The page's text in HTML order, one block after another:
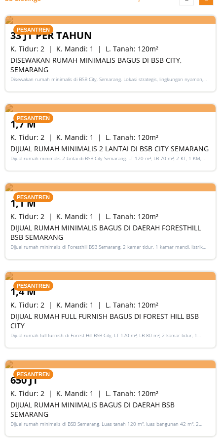
PESANTREN
DISEWAKAN RUMAH MINIMALIS BAGUS DI BSB CITY,
SEMARANG
Disewakan rumah minimalis di BSB City, Semarang. Lokasi strategis, lingkungan nyaman,
K. Tidur: 2 K. Mandi: 1 L. Tanah: 120m²
33 JT PER TAHUN
PESANTREN
DIJUAL RUMAH MINIMALIS 2 LANTAI DI BSB CITY SEMARANG
Dijual rumah minimalis 2 lantai di BSB City Semarang. LT 120 m², LB 70 m², 2 KT, 1 KM,
K. Tidur: 2 K. Mandi: 1 L. Tanah: 120m²
1,7 M
PESANTREN
DIJUAL RUMAH MINIMALIS BAGUS DI DAERAH FORESTHILL
BSB SEMARANG
Dijual rumah minimalis di Foresthill BSB Semarang, 2 kamar tidur, 1 kamar mandi, listrik
K. Tidur: 2 K. Mandi: 1 L. Tanah: 120m²
1,1 M
PESANTREN
DIJUAL RUMAH FULL FURNISH BAGUS DI FOREST HILL BSB
CITY
Dijual rumah full furnish di Forest Hill BSB City, LT 120 m², LB 80 m², 2 kamar tidur, 1
K. Tidur: 2 K. Mandi: 1 L. Tanah: 120m²
1,4 M
PESANTREN
DIJUAL RUMAH MINIMALIS BAGUS DI DAERAH BSB
SEMARANG
Dijual rumah minimalis di BSB Semarang. Luas tanah 120 m², luas bangunan 42 m², 2
K. Tidur: 2 K. Mandi: 1 L. Tanah: 120m²
650 JT